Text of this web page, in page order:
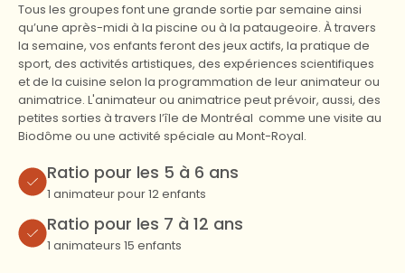
Tous les groupes font une grande sortie par semaine ainsi
qu’une après-midi à la piscine ou à la pataugeoire. À travers
la semaine, vos enfants feront des jeux actifs, la pratique de
sport, des activités artistiques, des expériences scientifiques
et de la cuisine selon la programmation de leur animateur ou
animatrice. L'animateur ou animatrice peut prévoir, aussi, des
petites sorties à travers l’île de Montréal comme une visite au
Biodôme ou une activité spéciale au Mont-Royal.
Ratio pour les 5 à 6 ans
1 animateur pour 12 enfants
Ratio pour les 7 à 12 ans
1 animateurs 15 enfants